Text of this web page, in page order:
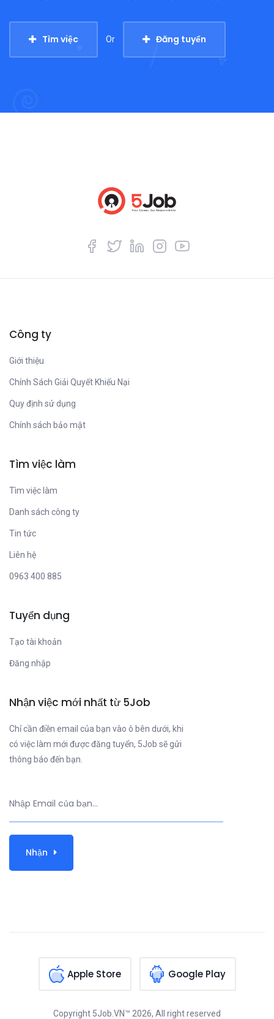
Tìm việc Or Đăng tuyển
Công ty
Giới thiệu
Chính Sách Giải Quyết Khiếu Nại
Quy định sử dụng
Chính sách bảo mật
Tìm việc làm
Tìm việc làm
Danh sách công ty
Tin tức
Liên hệ
0963 400 885
Tuyển dụng
Tạo tài khoản
Đăng nhập
Nhận việc mới nhất từ 5Job
Chỉ cần điền email của bạn vào ô bên dưới, khi
có việc làm mới được đăng tuyển, 5Job sẽ gửi
thông báo đến bạn.
Nhận
Apple Store Google Play
Copyright 5Job.VN™ 2026, All right reserved